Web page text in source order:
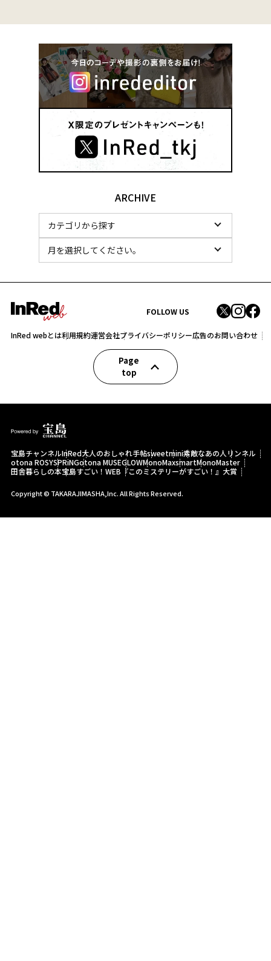
ARCHIVE
FOLLOW US
InRed webとは利用規約運営会社プライバシーポリシー広告のお問い合わせ
Page
top
宝島チャンネルInRed大人のおしゃれ手帖sweetmini素敵なあの人 リンネル
otona ROSYSPRiNGotona MUSEGLOWMonoMaxsmartMonoMaster
田舎暮らしの本宝島すごい！WEB 『このミステリーがすごい！』大賞
Copyright © TAKARAJIMASHA,Inc. All Rights Reserved.